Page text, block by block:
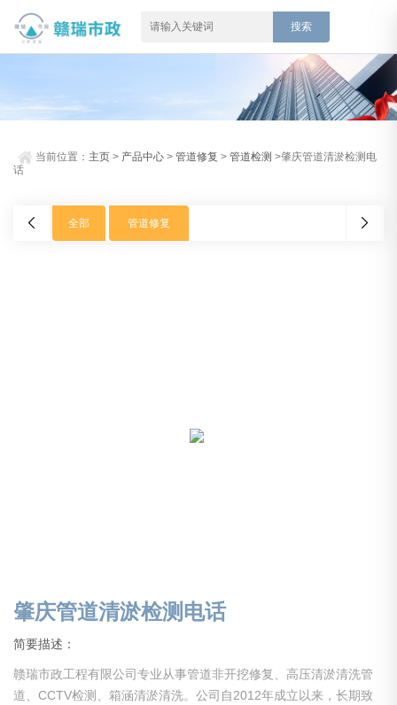
当前位置： 主页 > 产品中心 >管道修复 >管道检测 >肇庆管道清淤检测电
话
全部 管道修复
肇庆管道清淤检测电话
简要描述：
赣瑞市政工程有限公司专业从事管道非开挖修复、高压清淤清洗管
道、CCTV检测、箱涵清淤清洗。公司自2012年成立以来，长期致